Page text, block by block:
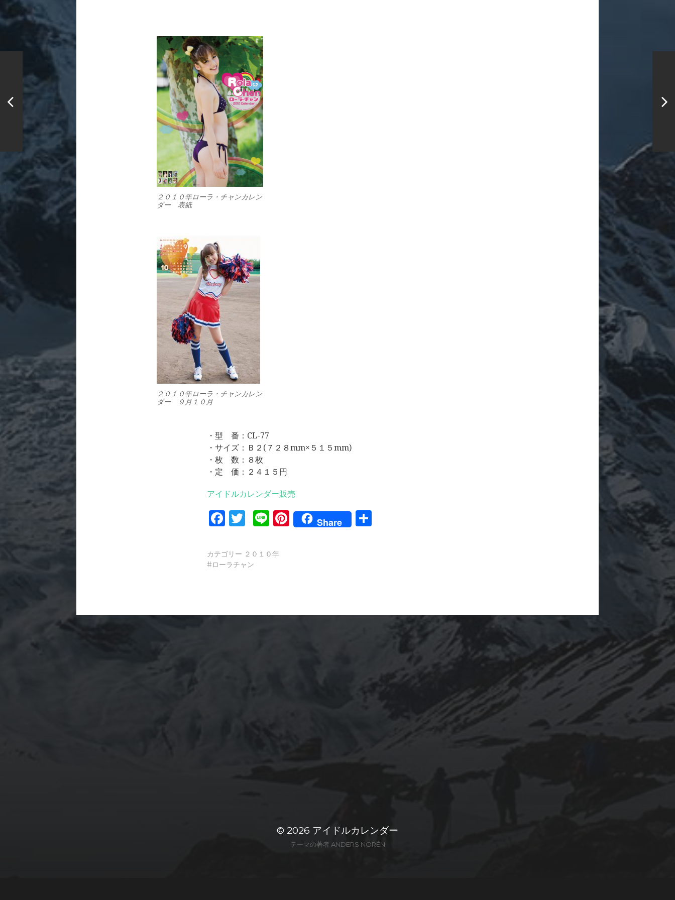
２０１０年ローラ・チャンカレン
ダー 表紙
２０１０年ローラ・チャンカレン
ダー ９月１０月
・型 番：CL-77
・サイズ：Ｂ２(７２８mm×５１５mm)
・枚 数：８枚
・定 価：２４１５円
アイドルカレンダー販売
Facebook
Twitter
LinePinterest
Share
カテゴリー ２０１０年
ローラチャン
© 2026 アイドルカレンダー
テーマの著者 ANDERS NORÉN